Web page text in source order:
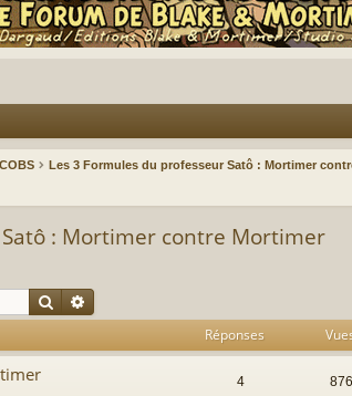
Les 3 Formules du professeur Satô : Mortimer
: Mortimer contre Mortimer
Rechercher
Réponses
4